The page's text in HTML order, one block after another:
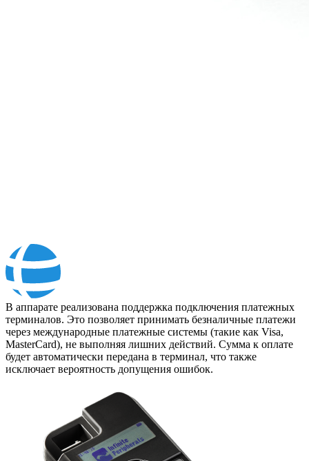
В аппарате реализована поддержка подключения платежных
терминалов. Это позволяет принимать безналичные платежи
через международные платежные системы (такие как Visa,
MasterCard), не выполняя лишних действий. Сумма к оплате
будет автоматически передана в терминал, что также
исключает вероятность допущения ошибок.